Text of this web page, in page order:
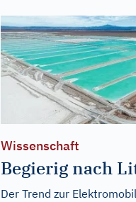
Wissenschaft
Begierig nach
Der Trend zur